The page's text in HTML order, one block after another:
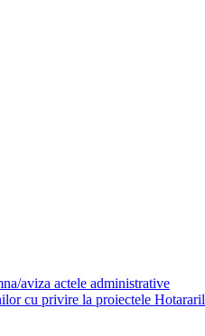
aviza actele administrative
cu privire la proiectele